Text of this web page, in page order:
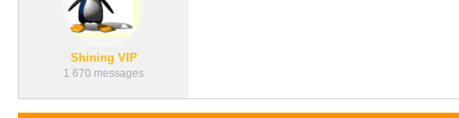
Shining VIP
1 670 messages